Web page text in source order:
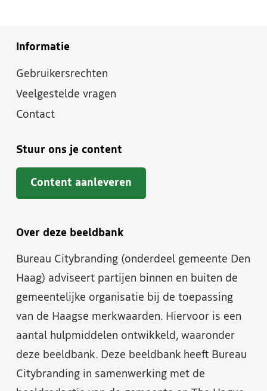
Informatie
Gebruikersrechten
Veelgestelde vragen
Contact
Stuur ons je content
Content aanleveren
Over deze beeldbank
Bureau Citybranding (onderdeel gemeente Den
Haag) adviseert partijen binnen en buiten de
gemeentelijke organisatie bij de toepassing
van de Haagse merkwaarden. Hiervoor is een
aantal hulpmiddelen ontwikkeld, waaronder
deze beeldbank. Deze beeldbank heeft Bureau
Citybranding in samenwerking met de